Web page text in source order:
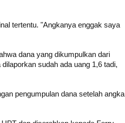
tertentu. "Angkanya enggak saya
dana yang dikumpulkan dari
sudah ada uang 1,6 tadi,
pengumpulan dana setelah angka